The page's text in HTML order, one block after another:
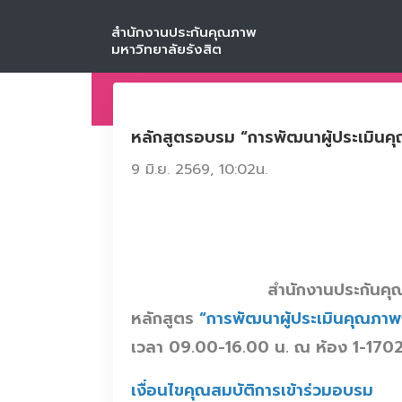
สำนักงานประกันคุณภาพ
มหาวิทยาลัยรังสิต
ข่าวประชาสัมพันธ์
หลักสูตรอบรม “การพัฒนาผู้ประเมิน
9 มิ.ย. 2569, 10:02น.
สำนักงานประกัน
หลักสูตร “การพัฒนาผู้ประเมินคุณภา
เวลา 09.00-16.00 น. ณ ห้อง 1-
เงื่อนไขคุณสมบัติการเข้าร่วมอบรม